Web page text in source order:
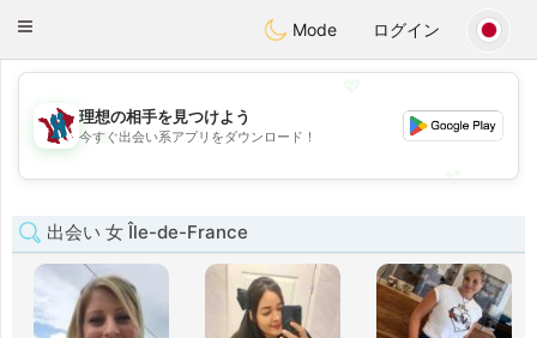
Taimerais
Toggle
Mode ログイン
💖
💕
理想の相手を見つけよう
今すぐ出会い系アプリをダウンロード！
出会い 女 Île-de-France